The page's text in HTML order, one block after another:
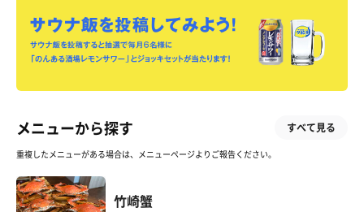
メニューから探す すべて見る
重複したメニューがある場合は、メニューページよりご報告ください。
竹崎蟹